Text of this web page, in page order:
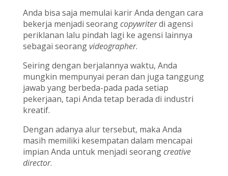
Anda bisa saja memulai karir Anda dengan cara
bekerja menjadi seorangcopywriterdi agensi
periklanan lalu pindah lagi ke agensi lainnya
sebagai seorangvideographer.
Seiring dengan berjalannya waktu, Anda
mungkin mempunyai peran dan juga tanggung
jawab yang berbeda-pada pada setiap
pekerjaan, tapi Anda tetap berada di industri
kreatif.
Dengan adanya alur tersebut, maka Anda
masih memiliki kesempatan dalam mencapai
impian Anda untuk menjadi seorangcreative
director.